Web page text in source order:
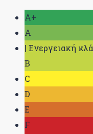
A+
A
| Ενεργειακή
B
C
D
E
F